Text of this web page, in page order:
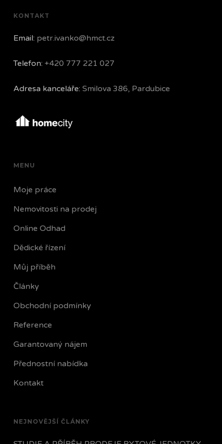
KONTAKT
Email: petr.ivanko@hmct.cz
Telefon: +420 777 221 027
Adresa kanceláře: Smilova 386, Pardubice
MENU
Moje práce
Nemovitosti na prodej
Online Odhad
Dědické řízení
Můj příběh
Články
Obchodní podmínky
Reference
Garantovaný nájem
Přednostní nabídka
Kontakt
NEJNOVĚJŠÍ ČLÁNKY